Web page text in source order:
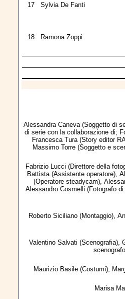
17 Sylvia De Fanti
18 Ramona Zoppi
Alessandra Caneva(Soggetto di
di serie con la collaborazione di;
Francesca Tura(Story editor
Massimo Torre(Soggetto e
Fabrizio Lucci (Direttore della
Battista(Assistente operatore),
(Operatore steadycam),
Alessandro Cosmelli (Fotografo
Roberto Siciliano(Montaggio),
Valentino Salvati (Scenografia),
Maurizio Basile (Costumi),
Marisa